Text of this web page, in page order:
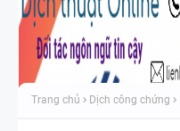
Trang chủ Dịch công chứng